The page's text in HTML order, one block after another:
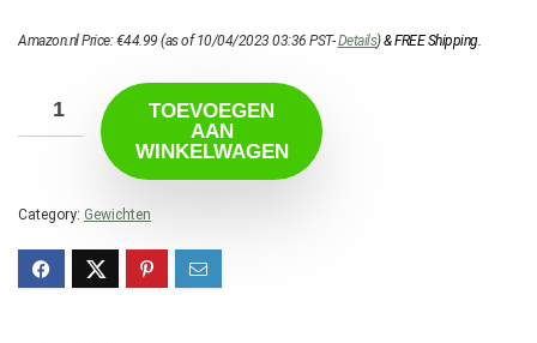
Amazon.nl Price:€44.99 (as of 10/04/2023 03:36 PST-Details)&FREE Shipping.
TOEVOEGEN
AAN
WINKELWAGEN
Category: Gewichten